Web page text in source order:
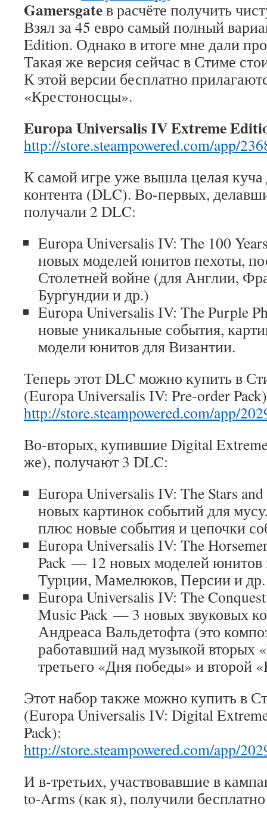
Gamersgateв расчёте получить
Взял за 45 евро самый полный
Edition. Однако в итоге мне дали
Такая же версия сейчас в Стиме
К этой версии бесплатно
«Крестоносцы».
Europa Universalis IV Extreme
http://store.steampowered.com/app/
К самой игре уже вышла целая куча
контента (DLC). Во-первых,
получали 2 DLC:
Europa Universalis IV: The 100
новых моделей юнитов пехоты,
Столетней войне (для Англии,
Бургундии и др.)
Europa Universalis IV: The Purple
новые уникальные события,
модели юнитов для Византии.
Теперь этот DLC можно купить в
(Europa Universalis IV: Pre-order
http://store.steampowered.com/app/
Во-вторых, купившие Digital
же), получают 3 DLC:
Europa Universalis IV: The Stars
новых картинок событий для
плюс новые события и цепочки
Europa Universalis IV: The
Pack — 12 новых моделей юнитов
Турции, Мамелюков, Персии и др.
Europa Universalis IV: The
Music Pack — 3 новых звуковых
Андреаса Вальдетофта (это
работавший над музыкой вторых
третьего «Дня победы» и второй
Этот набор также можно купить в
(Europa Universalis IV: Digital
Pack):
http://store.steampowered.com/app/
И в-третьих, участвовавшие в
to-Arms (как я), получили